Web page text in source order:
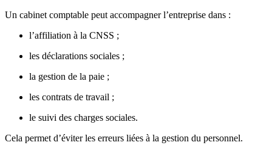
Un cabinet comptable peut accompagner l’entreprise dans :
l’affiliation à la CNSS ;
les déclarations sociales ;
la gestion de la paie ;
les contrats de travail ;
le suivi des charges sociales.
Cela permet d’éviter les erreurs liées à la gestion du personnel.